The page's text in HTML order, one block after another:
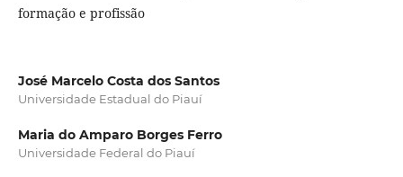
formação e profissão
José Marcelo Costa dos Santos
Universidade Estadual do Piauí
Maria do Amparo Borges Ferro
Universidade Federal do Piauí